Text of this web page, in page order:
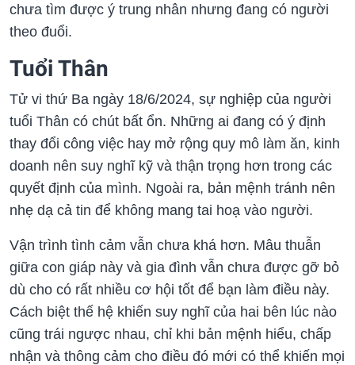
chưa tìm được ý trung nhân nhưng đang có người
theo đuổi.
Tuổi Thân
Tử vi thứ Ba ngày 18/6/2024, sự nghiệp của người
tuổi Thân có chút bất ổn. Những ai đang có ý định
thay đổi công việc hay mở rộng quy mô làm ăn, kinh
doanh nên suy nghĩ kỹ và thận trọng hơn trong các
quyết định của mình. Ngoài ra, bản mệnh tránh nên
nhẹ dạ cả tin để không mang tai hoạ vào người.
Vận trình tình cảm vẫn chưa khá hơn. Mâu thuẫn
giữa con giáp này và gia đình vẫn chưa được gỡ bỏ
dù cho có rất nhiều cơ hội tốt để bạn làm điều này.
Cách biệt thế hệ khiến suy nghĩ của hai bên lúc nào
cũng trái ngược nhau, chỉ khi bản mệnh hiểu, chấp
nhận và thông cảm cho điều đó mới có thể khiến mọi